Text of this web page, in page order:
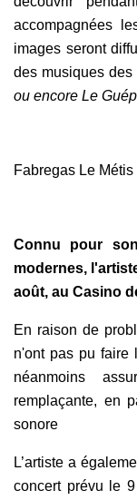
accompagnées
images seront
des musiques des
ou encore Le
Fabregas Le
Connu pour
modernes,
août, au Casino
En raison de
n'ont pas pu faire
néanmoins
remplaçante, en
sonore
L’artiste a
concert prévu le